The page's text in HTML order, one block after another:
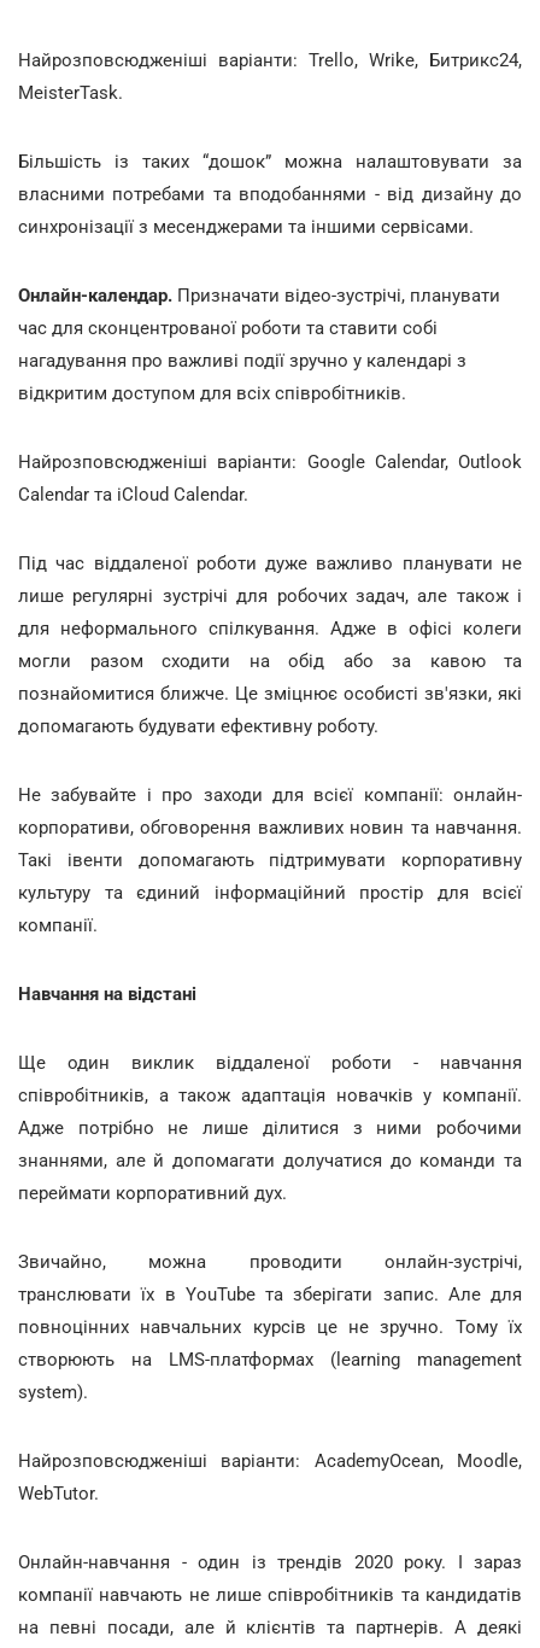
Найрозповсюдженіші варіанти: Trello, Wrike, Битрикс24,
MeisterTask.
Більшість із таких “дошок” можна налаштовувати за
власними потребами та вподобаннями - від дизайну до
синхронізації з месенджерами та іншими сервісами.
Онлайн-календар. Призначати відео-зустрічі, планувати
час для сконцентрованої роботи та ставити собі
нагадування про важливі події зручно у календарі з
відкритим доступом для всіх співробітників.
Найрозповсюдженіші варіанти: Google Calendar, Outlook
Calendar та iCloud Calendar.
Під час віддаленої роботи дуже важливо планувати не
лише регулярні зустрічі для робочих задач, але також і
для неформального спілкування. Адже в офісі колеги
могли разом сходити на обід або за кавою та
познайомитися ближче. Це зміцнює особисті зв'язки, які
допомагають будувати ефективну роботу.
Не забувайте і про заходи для всієї компанії: онлайн-
корпоративи, обговорення важливих новин та навчання.
Такі івенти допомагають підтримувати корпоративну
культуру та єдиний інформаційний простір для всієї
компанії.
Навчання на відстані
Ще один виклик віддаленої роботи - навчання
співробітників, а також адаптація новачків у компанії.
Адже потрібно не лише ділитися з ними робочими
знаннями, але й допомагати долучатися до команди та
переймати корпоративний дух.
Звичайно, можна проводити онлайн-зустрічі,
транслювати їх в YouTube та зберігати запис. Але для
повноцінних навчальних курсів це не зручно. Тому їх
створюють на LMS-платформах (learning management
system).
Найрозповсюдженіші варіанти: AcademyOcean, Moodle,
WebTutor.
Онлайн-навчання - один із трендів 2020 року. І зараз
компанії навчають не лише співробітників та кандидатів
на певні посади, але й клієнтів та партнерів. А деякі